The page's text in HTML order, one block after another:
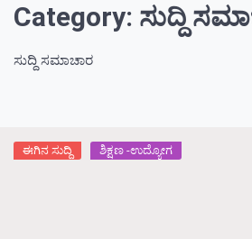
Category: ಸುದ್ದಿ
ಸುದ್ದಿ ಸಮಾಚಾರ
ಈಗಿನ ಸುದ್ದಿ ಶಿಕ್ಷಣ -ಉದ್ಯೋಗ